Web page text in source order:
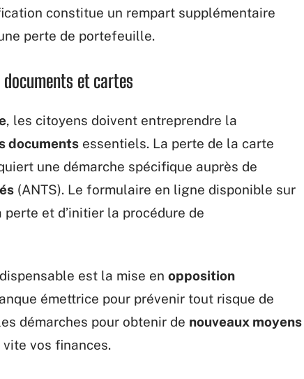
constitue un rempart supplémentaire
perte de portefeuille.
et cartes
, les citoyens doivent entreprendre la
documents essentiels. La perte de la carte
une démarche spécifique auprès de
(ANTS). Le formulaire en ligne disponible sur
et d’initier la procédure de
est la mise en opposition
émettrice pour prévenir tout risque de
démarches pour obtenir de nouveaux moyens
vos finances.